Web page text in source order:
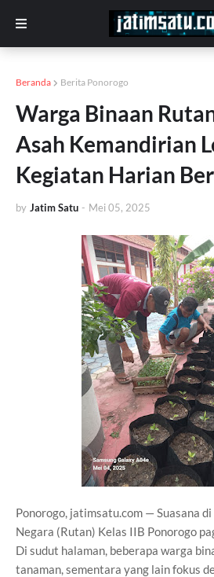
Beranda Berita Ponorogo
Warga Binaan
Asah Kemandirian
Kegiatan Harian
by Jatim Satu - Mei 05, 2025
Ponorogo, jatimsatu.com — Suasana di
Negara (Rutan) Kelas IIB Ponorogo
Di sudut halaman, beberapa warga
tanaman, sementara yang lain fokus